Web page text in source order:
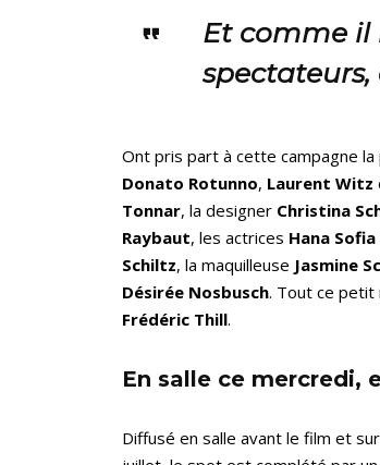
Et comme il
Ont pris part à cette campagne
Donato Rotunno, Laurent Witz
Tonnar, la designer Christina
Raybaut, les actrices Hana
Schiltz, la maquilleuse Jasmine
Désirée Nosbusch. Tout ce petit
Frédéric Thill.
En salle ce mercredi,
Diffusé en salle avant le film et